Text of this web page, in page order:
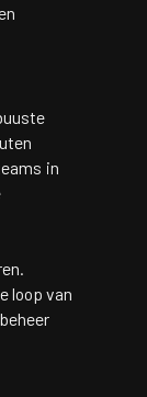
in
loop van